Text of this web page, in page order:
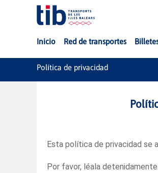
Saltar al contenido principal
Inicio Red de transportes
Política de privacidad
Esta política de privacidad se
Por favor, léala